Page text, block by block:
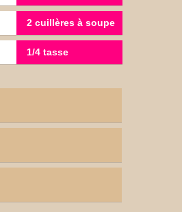
2 cuillères à soupe
1/4 tasse